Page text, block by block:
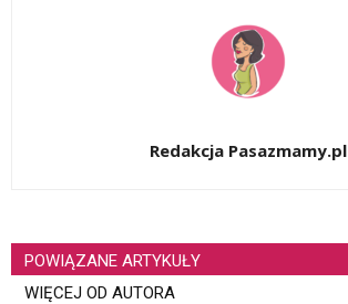
Redakcja Pasazmamy.pl
POWIĄZANE ARTYKUŁY
WIĘCEJ OD AUTORA